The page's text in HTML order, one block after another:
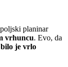
planinar
vrhuncu. Evo, da
je vrlo